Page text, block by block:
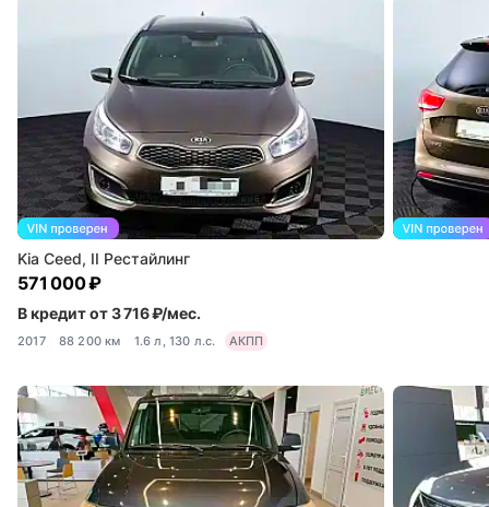
Kia Ceed, II Рестайлинг
571 000 ₽
В кредит от 3 716 ₽/мес.
2017 88 200 км 1.6 л, 130 л.с. АКПП